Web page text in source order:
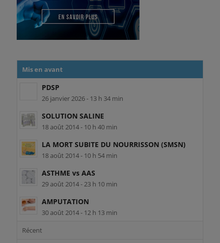
Mis en avant
PDSP
26 janvier 2026 - 13 h 34 min
SOLUTION SALINE
18 août 2014 - 10 h 40 min
LA MORT SUBITE DU NOURRISSON (SMSN)
18 août 2014 - 10 h 54 min
ASTHME vs AAS
29 août 2014 - 23 h 10 min
AMPUTATION
30 août 2014 - 12 h 13 min
Récent